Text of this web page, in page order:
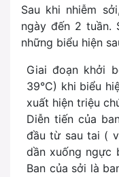
Sau khi nhiễm
ngày đến 2 tuần.
những biểu hiện
Giai đoạn khởi
39°C) khi biểu
xuất hiện triệu
Diễn tiến của
đầu từ sau tai (
dần xuống ngực
Ban của sởi là